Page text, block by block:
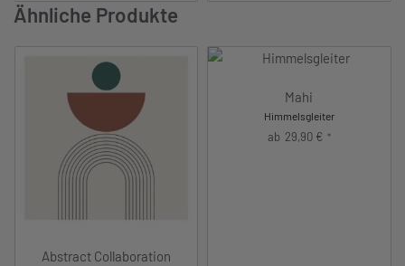
Ähnliche Produkte
Abstract Collaboration
Mahi
Himmelsgleiter
ab 29,90 € *